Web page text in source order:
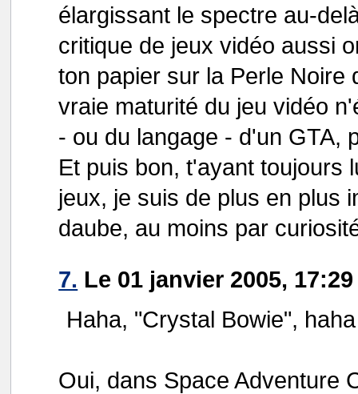
élargissant le spectre au-
critique de jeux vidéo aussi
ton papier sur la Perle Noire
vraie maturité du jeu vidéo
- ou du langage - d'un GTA,
Et puis bon, t'ayant toujours
jeux, je suis de plus en plus
daube, au moins par
7. Le 01 janvier 2005,
Haha, "Crystal Bowie", haha
Oui, dans Space Adventure